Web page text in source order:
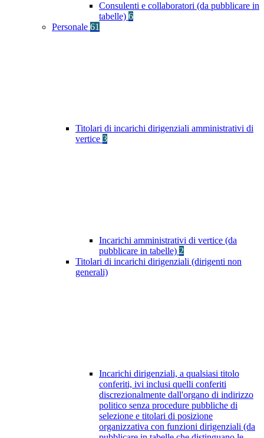
Consulenti e collaboratori (da pubblicare in
tabelle) 6
Personale 61
Titolari di incarichi dirigenziali amministrativi di
vertice 3
Incarichi amministrativi di vertice (da
pubblicare in tabelle) 2
Titolari di incarichi dirigenziali (dirigenti non
generali)
Incarichi dirigenziali, a qualsiasi titolo
conferiti, ivi inclusi quelli conferiti
discrezionalmente dall'organo di indirizzo
politico senza procedure pubbliche di
selezione e titolari di posizione
organizzativa con funzioni dirigenziali (da